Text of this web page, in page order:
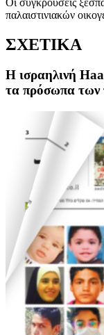
παλαιστινιακών
ΣΧΕΤΙΚΑ
Η ισραηλινή
τα πρόσωπα των